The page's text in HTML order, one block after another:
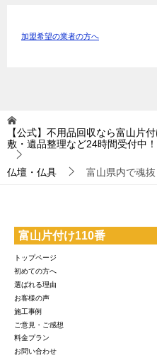
加盟希望の業者の方へ
【公式】不用品回収なら富山片
敷・遺品整理など24時間受付中！
仏壇・仏具 富山県内で魂
富山片付け110番
トップページ
初めての方へ
選ばれる理由
お客様の声
施工事例
ご意見・ご感想
料金プラン
お問い合わせ